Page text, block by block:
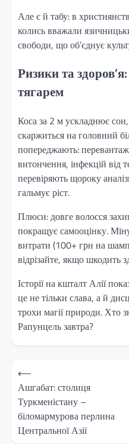
Але є й табу: в
колись вважали
свободи, що об’єднує
Ризики та
тягарем
Коса за 2 м ускладнює
скаржиться на головний
попереджають:
витончення, інфекцій від
перевіряють щороку
гальмує ріст.
Плюси: довге волосся
покращує самооцінку.
витрати (100+ грн на
відрізайте, якщо шкодить
Історії на кшталт Алії
це не тільки слава, а й
трохи магії природи. Хто
Рапунцель завтра?
Навігація
записів
⟵
Ашгабат: столиця
Туркменістану –
біломармурова перлина
Центральної Азії